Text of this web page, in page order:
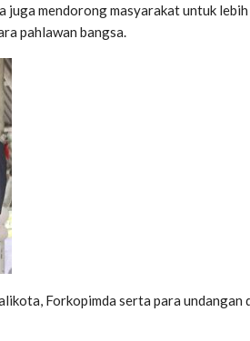
mendorong masyarakat untuk lebih
pahlawan bangsa.
Forkopimda serta para undangan